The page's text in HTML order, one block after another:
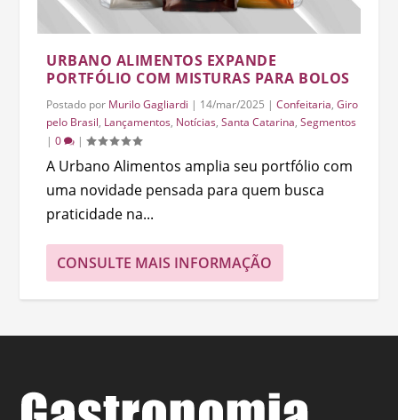
URBANO ALIMENTOS EXPANDE
PORTFÓLIO COM MISTURAS PARA BOLOS
Postado por Murilo Gagliardi | 14/mar/2025 |Confeitaria,Giro
pelo Brasil, Lançamentos, Notícias,Santa Catarina,Segmentos
|0 |
A Urbano Alimentos amplia seu portfólio com
uma novidade pensada para quem busca
praticidade na...
CONSULTE MAIS INFORMAÇÃO